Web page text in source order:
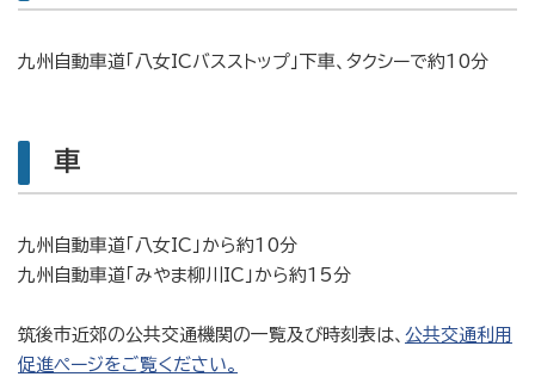
九州自動車道「八女ICバスストップ」下車、タクシーで約10分
車
九州自動車道「八女IC」から約10分
九州自動車道「みやま柳川IC」から約15分
筑後市近郊の公共交通機関の一覧及び時刻表は、 公共交通利用
促進ページをご覧ください。